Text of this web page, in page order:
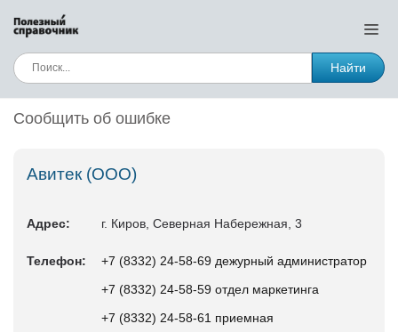
Найти
Сообщить об ошибке
Авитек (ООО)
Адрес: г. Киров, Северная Набережная, 3
Телефон:
+7 (8332) 24-58-69 дежурный администратор
+7 (8332) 24-58-59 отдел маркетинга
+7 (8332) 24-58-61 приемная